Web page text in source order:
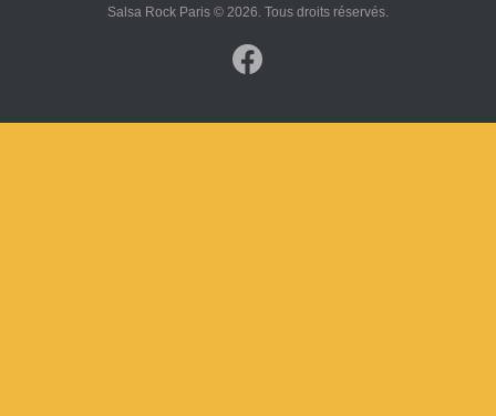
Salsa Rock Paris © 2026. Tous droits réservés.